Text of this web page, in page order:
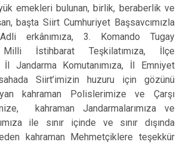
emekleri bulunan, birlik, beraberlik ve
başta Siirt Cumhuriyet Başsavcımızla
erkânımıza, 3. Komando Tugay
Milli İstihbarat Teşkilatımıza, İlçe
İl Jandarma Komutanımıza, İl Emniyet
Siirt’imizin huzuru için gözünü
kahraman Polislerimize ve Çarşı
kahraman Jandarmalarımıza ve
ile sınır içinde ve sınır dışında
kahraman Mehmetçiklere teşekkür